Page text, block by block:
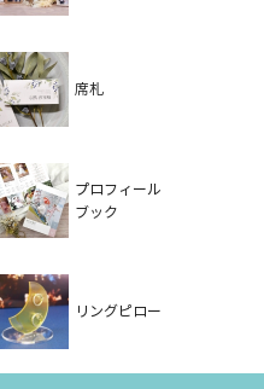
席札
プロフィール
ブック
リングピロー